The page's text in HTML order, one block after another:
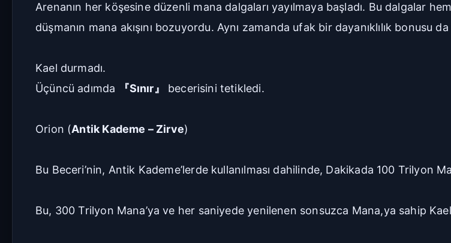
Arenanın her köşesine düzenli mana dalgaları yayılmaya başladı. Bu dalgalar
düşmanın mana akışını bozuyordu. Aynı zamanda ufak bir dayanıklılık bonusu
Kael durmadı.
Üçüncü adımda
『Sınır』 becerisini tetikledi.
Orion (Antik Kademe – Zirve)
Bu Beceri’nin, Antik Kademe’lerde kullanılması dahilinde, Dakikada 100 Trilyon
Bu, 300 Trilyon Mana’ya ve her saniyede yenilenen sonsuzca Mana,ya sahip